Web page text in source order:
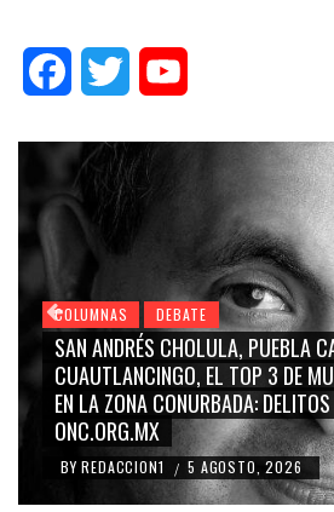
FacebookTwitter
COLUMNAS DEBATE
SAN ANDRÉS CHOLULA, PUEBLA
CUAUTLANCINGO, EL TOP 3 DE
EN LA ZONA CONURBADA: DELITOS
ONC.ORG.MX
REDACCION1 / 5 AGOSTO, 2026